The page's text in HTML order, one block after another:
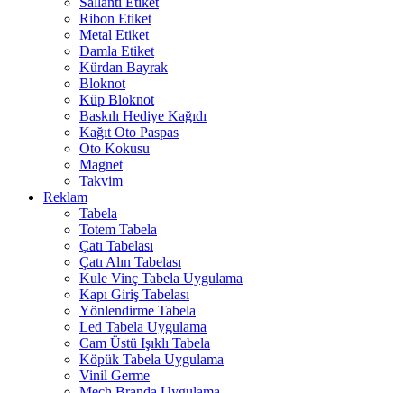
Ribon Etiket
Metal Etiket
Damla Etiket
Kürdan Bayrak
Bloknot
Küp Bloknot
Baskılı Hediye Kağıdı
Kağıt Oto Paspas
Oto Kokusu
Magnet
Takvim
Reklam
Tabela
Totem Tabela
Çatı Tabelası
Çatı Alın Tabelası
Kule Vinç Tabela Uygulama
Kapı Giriş Tabelası
Yönlendirme Tabela
Led Tabela Uygulama
Cam Üstü Işıklı Tabela
Köpük Tabela Uygulama
Vinil Germe